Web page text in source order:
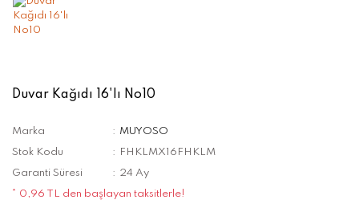
Duvar Kağıdı 16'lı No10
Marka
MUYOSO
Stok Kodu
FHKLMX16FHKLM
Garanti Süresi
24 Ay
* 0,96 TL den başlayan taksitlerle!